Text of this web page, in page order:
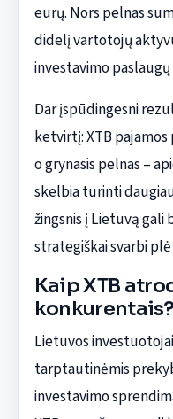
eurų. Nors pelnas
didelį vartotojų
investavimo
Dar įspūdingesni
ketvirtį: XTB
o grynasis pelnas –
skelbia turinti
žingsnis į Lietuvą
strategiškai svarbi
Kaip XTB
konkurentais?
Lietuvos
tarptautinėmis
investavimo